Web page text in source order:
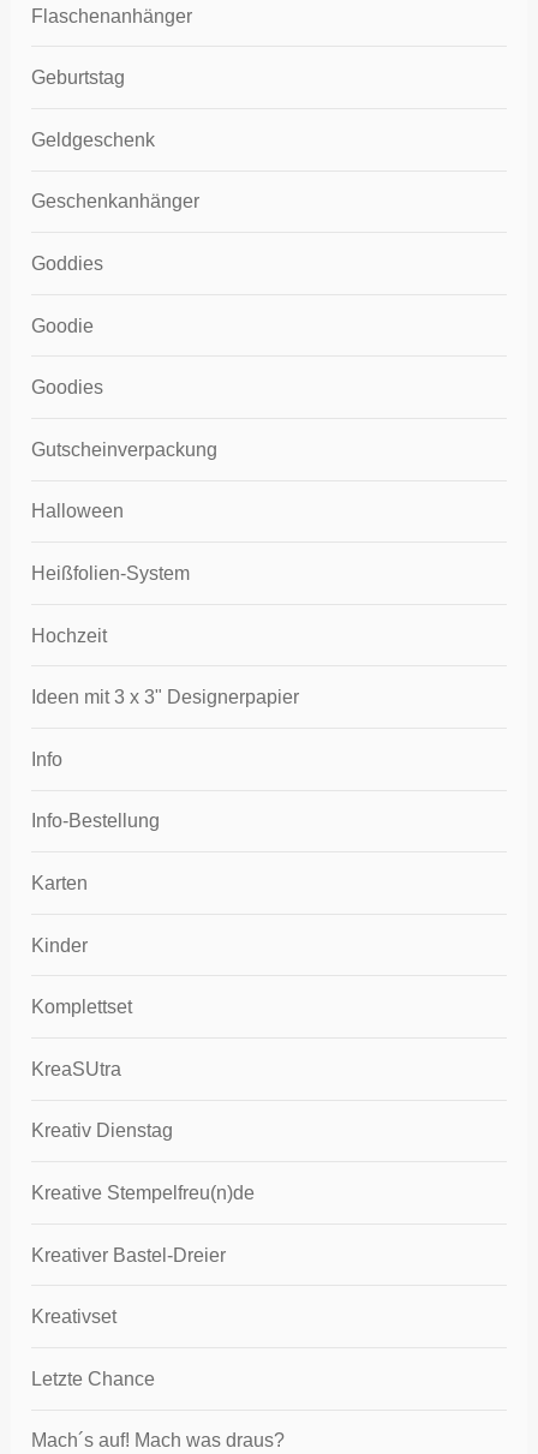
Flaschenanhänger
Geburtstag
Geldgeschenk
Geschenkanhänger
Goddies
Goodie
Goodies
Gutscheinverpackung
Halloween
Heißfolien-System
Hochzeit
Ideen mit 3 x 3" Designerpapier
Info
Info-Bestellung
Karten
Kinder
Komplettset
KreaSUtra
Kreativ Dienstag
Kreative Stempelfreu(n)de
Kreativer Bastel-Dreier
Kreativset
Letzte Chance
Mach´s auf! Mach was draus?